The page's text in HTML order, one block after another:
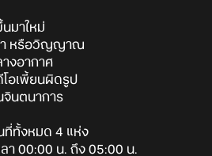
มาใหม่
า หรือวิญญาณ
งอากาศ
อเพี้ยนผิดรูป
จินตนาการ
ทั้งหมด 4 แห่ง
ลา 00:00 น. ถึง 05:00 น.